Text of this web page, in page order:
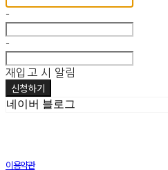
-
-
재입고 시 알림
신청하기
네이버 블로그
이용약관